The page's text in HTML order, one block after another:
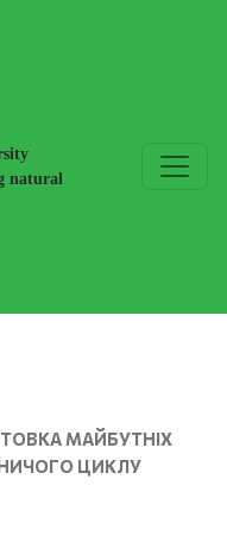
natural
МАЙБУТНІХ
ЦИКЛУ